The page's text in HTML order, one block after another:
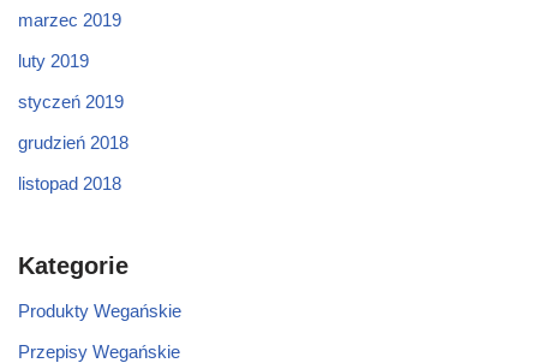
marzec 2019
luty 2019
styczeń 2019
grudzień 2018
listopad 2018
Kategorie
Produkty Wegańskie
Przepisy Wegańskie